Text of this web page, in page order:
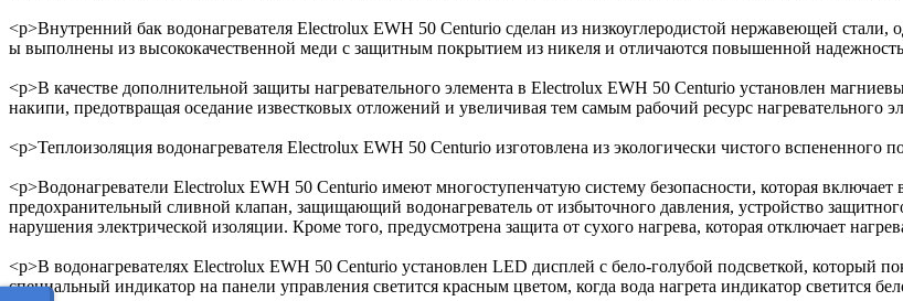
<p>Внутренний бак водонагревателя Electrolux EWH 50 Centurio сделан из низкоуглеродистой нержавеющей
ы выполнены из высококачественной меди с защитным покрытием из никеля и отличаются повышенной
<p>В качестве дополнительной защиты нагревательного элемента в Electrolux EWH 50 Centurio установлен
накипи, предотвращая оседание известковых отложений и увеличивая тем самым рабочий ресурс нагревательного
<p>Теплоизоляция водонагревателя Electrolux EWH 50 Centurio изготовлена из экологически чистого
<p>Водонагреватели Electrolux EWH 50 Centurio имеют многоступенчатую систему безопасности, которая
предохранительный сливной клапан, защищающий водонагреватель от избыточного давления, устройство
нарушения электрической изоляции. Кроме того, предусмотрена защита от сухого нагрева, которая отключает
<p>В водонагревателях Electrolux EWH 50 Centurio установлен LED дисплей с бело-голубой подсветкой, который
специальный индикатор на панели управления светится красным цветом, когда вода нагрета индикатор светится